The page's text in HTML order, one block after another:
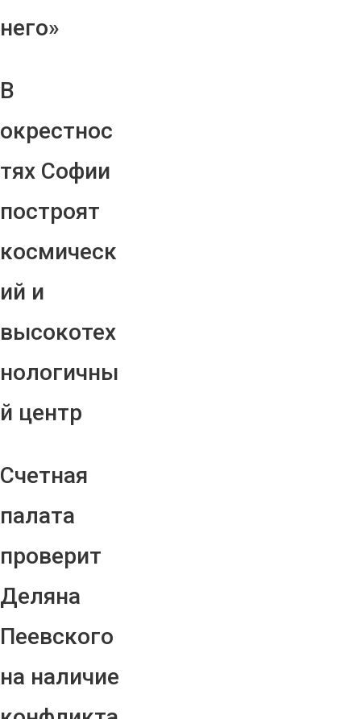
него»
В
окрестнос
тях Софии
построят
космическ
ий и
высокотех
нологичны
й центр
Счетная
палата
проверит
Деляна
Пеевского
на наличие